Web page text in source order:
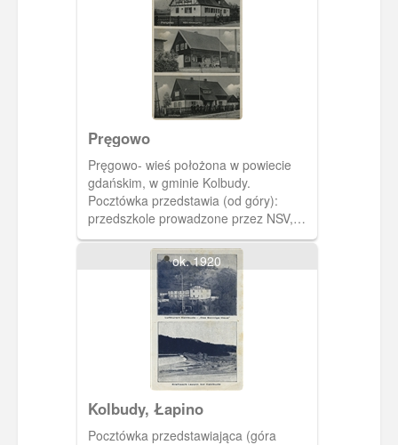
Pręgowo
Pręgowo- wieś położona w powiecie
gdańskim, w gminie Kolbudy.
Pocztówka przedstawia (od góry):
przedszkole prowadzone przez NSV,
budynek schroniska młodzieżowego
oraz komendanturę obozu RAD.
ok. 1920
Kolbudy, Łapino
Pocztówka przedstawiająca (góra